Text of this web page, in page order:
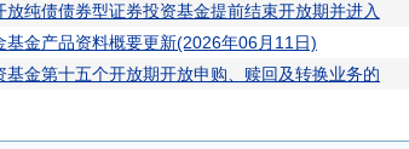
纯债债券型证券投资基金提前结束开放期并进入
金产品资料概要更新(2026年06月11日)
金第十五个开放期开放申购、赎回及转换业务的